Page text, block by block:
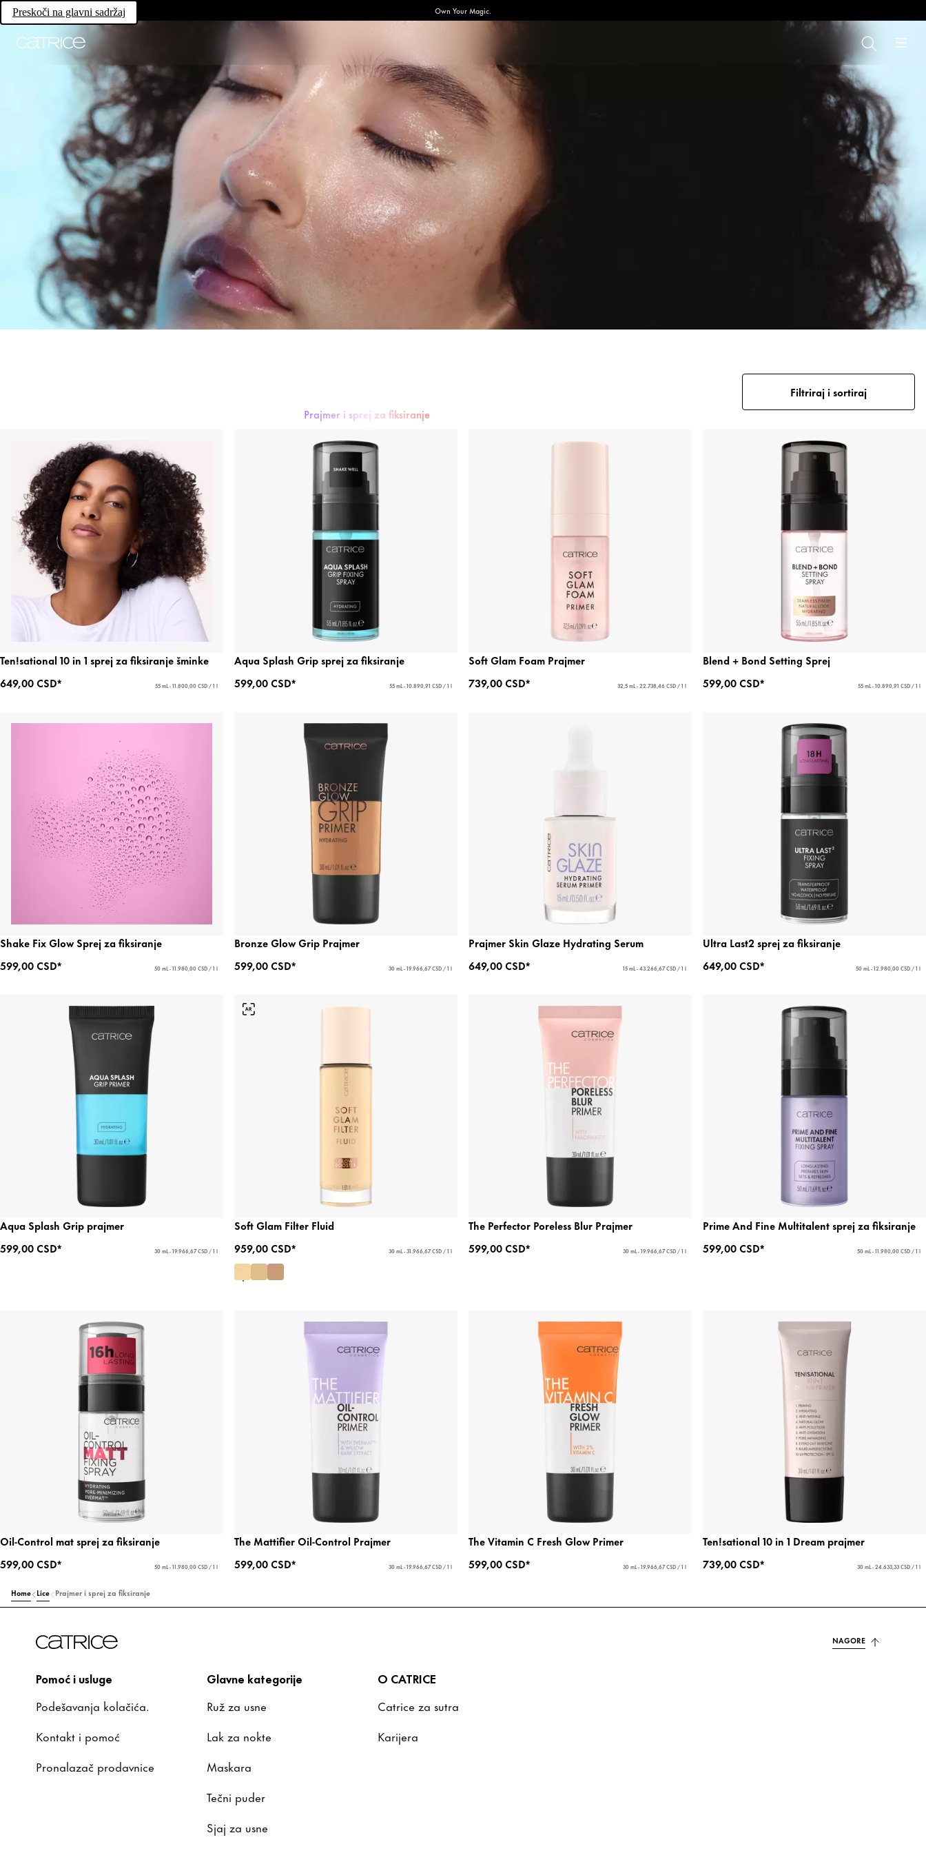
Preskoči na glavni sadržaj Own Your Magic.
Prajmer i sprej za fiksiranje
Filtriraj i sortiraj
Ten!sational 10 in 1 sprej za fiksiranje šminke
649,00 CSD*
55 mL - 11.800,00 CSD / 1 l
Aqua Splash Grip sprej za fiksiranje
599,00 CSD*
55 mL - 10.890,91 CSD / 1 l
Soft Glam Foam Prajmer
739,00 CSD*
32,5 mL - 22.738,46 CSD / 1 l
Blend + Bond Setting Sprej
599,00 CSD*
55 mL - 10.890,91 CSD / 1 l
Shake Fix Glow Sprej za fiksiranje
599,00 CSD*
50 mL - 11.980,00 CSD / 1 l
Bronze Glow Grip Prajmer
599,00 CSD*
30 mL - 19.966,67 CSD / 1 l
Prajmer Skin Glaze Hydrating Serum
649,00 CSD*
15 mL - 43.266,67 CSD / 1 l
Ultra Last2 sprej za fiksiranje
649,00 CSD*
50 mL - 12.980,00 CSD / 1 l
Aqua Splash Grip prajmer
599,00 CSD*
30 mL - 19.966,67 CSD / 1 l
Soft Glam Filter Fluid
959,00 CSD*
30 mL - 31.966,67 CSD / 1 l
The Perfector Poreless Blur Prajmer
599,00 CSD*
30 mL - 19.966,67 CSD / 1 l
Prime And Fine Multitalent sprej za fiksiranje
599,00 CSD*
50 mL - 11.980,00 CSD / 1 l
Oil-Control mat sprej za fiksiranje
599,00 CSD*
50 mL - 11.980,00 CSD / 1 l
The Mattifier Oil-Control Prajmer
599,00 CSD*
30 mL - 19.966,67 CSD / 1 l
The Vitamin C Fresh Glow Primer
599,00 CSD*
30 mL - 19.966,67 CSD / 1 l
Ten!sational 10 in 1 Dream prajmer
739,00 CSD*
30 mL - 24.633,33 CSD / 1 l
Home Lice Prajmer i sprej za fiksiranje
NAGORE
Pomoć i usluge
Podešavanja kolačića.
Kontakt i pomoć
Pronalazač prodavnice
Glavne kategorije
Ruž za usne
Lak za nokte
Maskara
Tečni puder
Sjaj za usne
O CATRICE
Catrice za sutra
Karijera